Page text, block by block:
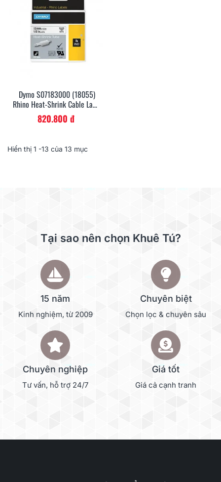
Dymo S07183000 (18055)
Rhino Heat-Shrink Cable Label
Tube 12 Mm X 1.5 M Cassette -
Black On White
820.800 đ
Hiển thị 1 -13 của 13 mục
Tại sao nên chọn Khuê Tú?
15 năm
Kinh nghiệm, từ 2009
Chuyên biệt
Chọn lọc & chuyên sâu
Chuyên nghiệp
Tư vấn, hỗ trợ 24/7
Giá tốt
Giá cả cạnh tranh